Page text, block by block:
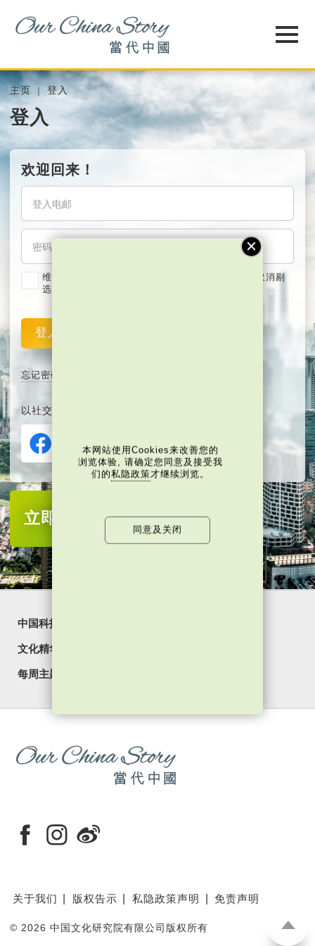
主页 登入
登入
欢迎回来！
维持我的登入状态两星期 (若使用共用电脑，紧记取消剔
选)
登入
忘记密码
以社交媒体平台注册或登入∶
立即注册 成为当代中国会员
中国科技
文化精华
每周主题
关于我们 版权告示 私隐政策声明 免责声明
© 2026 中国文化研究院有限公司版权所有
本网站使用Cookies来改善您的
浏览体验, 请确定您同意及接受我
们的私隐政策才继续浏览。
同意及关闭